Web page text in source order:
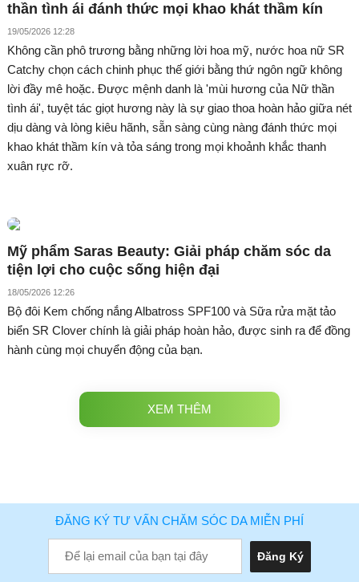
thần tình ái đánh thức mọi khao khát thầm kín
19/05/2026 12:28
Không cần phô trương bằng những lời hoa mỹ, nước hoa nữ SR
Catchy chọn cách chinh phục thế giới bằng thứ ngôn ngữ không
lời đầy mê hoặc. Được mệnh danh là 'mùi hương của Nữ thần
tình ái', tuyệt tác giọt hương này là sự giao thoa hoàn hảo giữa nét
dịu dàng và lòng kiêu hãnh, sẵn sàng cùng nàng đánh thức mọi
khao khát thầm kín và tỏa sáng trong mọi khoảnh khắc thanh
xuân rực rỡ.
Mỹ phẩm Saras Beauty: Giải pháp chăm sóc da
tiện lợi cho cuộc sống hiện đại
18/05/2026 12:26
Bộ đôi Kem chống nắng Albatross SPF100 và Sữa rửa mặt tảo
biển SR Clover chính là giải pháp hoàn hảo, được sinh ra để đồng
hành cùng mọi chuyển động của bạn.
XEM THÊM
ĐĂNG KÝ TƯ VẤN CHĂM SÓC DA MIỄN PHÍ